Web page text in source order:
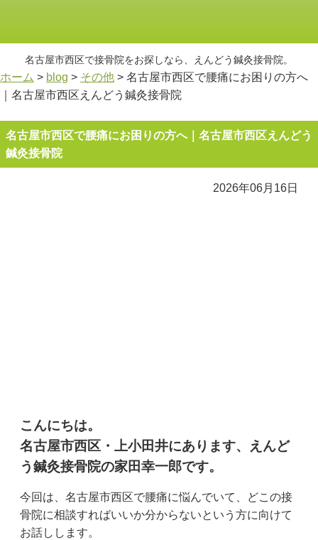
名古屋市西区で接骨院をお探しなら、えんどう鍼灸接骨院。
ホーム > blog > その他 > 名古屋市西区で腰痛にお困りの方へ
｜名古屋市西区えんどう鍼灸接骨院
名古屋市西区で腰痛にお困りの方へ｜名古屋市西区えんどう
鍼灸接骨院
2026年06月16日
こんにちは。
名古屋市西区・上小田井にあります、えんど
う鍼灸接骨院の家田幸一郎です。
今回は、名古屋市西区で腰痛に悩んでいて、どこの接
骨院に相談すればいいか分からないという方に向けて
お話しします。